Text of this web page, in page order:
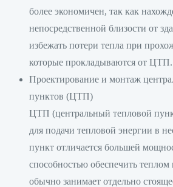
более экономичен, так как
непосредственной близости от
избежать потери тепла при
которые прокладываются от ЦТП.
Проектирование и монтаж
пунктов (ЦТП)
ЦТП (центральный тепловой
для подачи тепловой энергии в
пункт отличается большей
способностью обеспечить
обычно занимает отдельно